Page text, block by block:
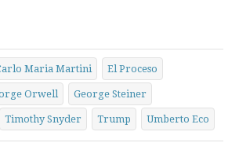
Maria Martini El Proceso
Orwell George Steiner
Timothy Snyder Trump Umberto Eco